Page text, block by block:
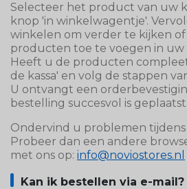
Selecteer het product van uw
knop 'in winkelwagentje'.
winkelen om verder te kijken
producten toe te voegen in
Heeft u de producten
de kassa' en volg de stappen
U ontvangt een
bestelling succesvol is geplaatst.
Ondervind u problemen
Probeer dan een andere
met ons op: info@noviostores.nl
Kan ik bestellen via e-mail?